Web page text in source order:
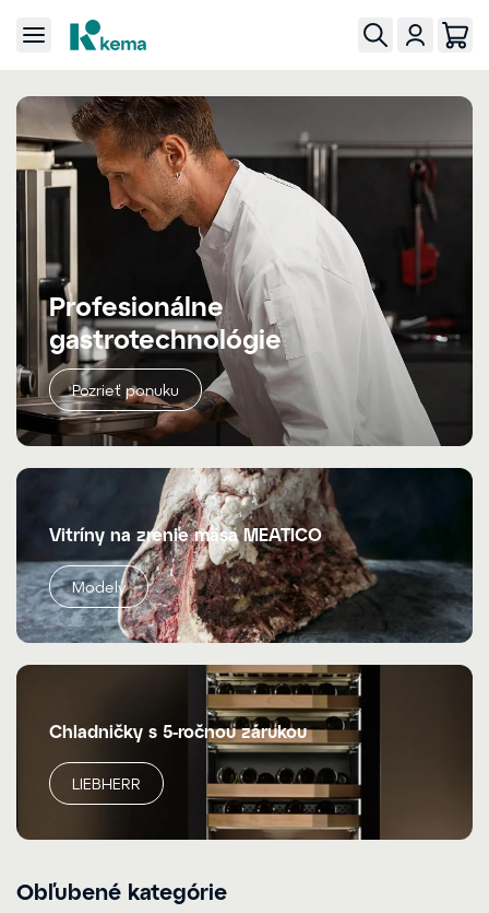
Profesionálne
gastrotechnológie
Pozrieť ponuku
Vitríny na zrenie mäsa MEATICO
Modely
Chladničky s 5-ročnou zárukou
LIEBHERR
Obľubené kategórie